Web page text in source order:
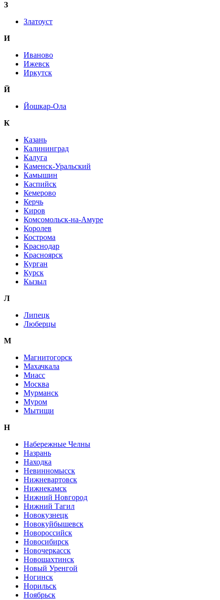
З
Златоуст
И
Иваново
Ижевск
Иркутск
Й
Йошкар-Ола
К
Казань
Калининград
Калуга
Каменск-Уральский
Камышин
Каспийск
Кемерово
Керчь
Киров
Комсомольск-на-Амуре
Королев
Кострома
Краснодар
Красноярск
Курган
Курск
Кызыл
Л
Липецк
Люберцы
М
Магнитогорск
Махачкала
Миасс
Москва
Мурманск
Муром
Мытищи
Н
Набережные Челны
Назрань
Находка
Невинномысск
Нижневартовск
Нижнекамск
Нижний Новгород
Нижний Тагил
Новокузнецк
Новокуйбышевск
Новороссийск
Новосибирск
Новочеркасск
Новошахтинск
Новый Уренгой
Ногинск
Норильск
Ноябрьск